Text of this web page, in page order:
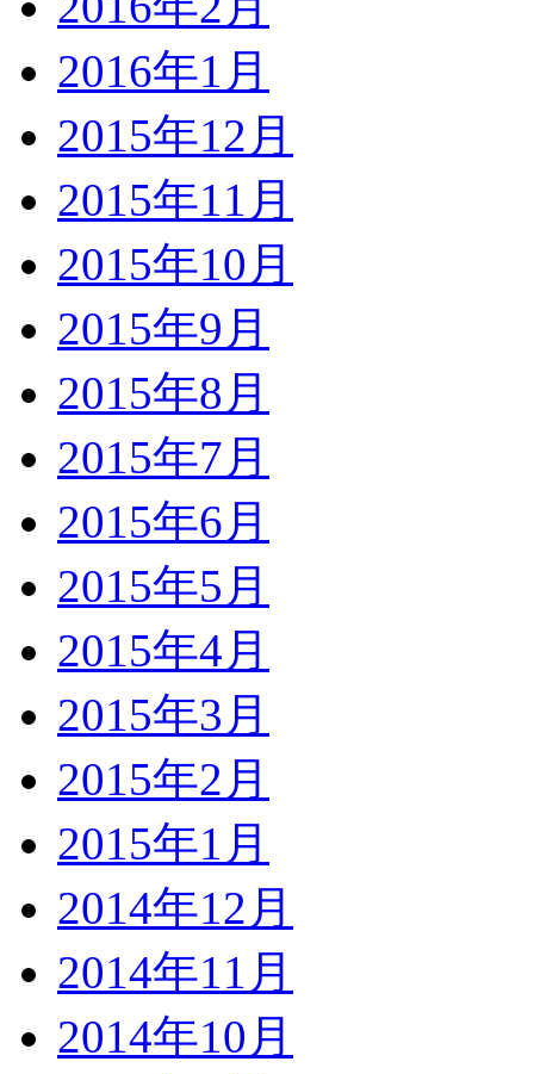
2016年1月
2015年12月
2015年11月
2015年10月
2015年9月
2015年8月
2015年7月
2015年6月
2015年5月
2015年4月
2015年3月
2015年2月
2015年1月
2014年12月
2014年11月
2014年10月